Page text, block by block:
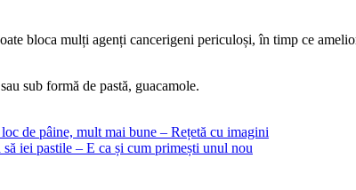
bloca mulți agenți cancerigeni periculoși, în timp ce
sub formă de pastă, guacamole.
de pâine, mult mai bune – Rețetă cu imagini
iei pastile – E ca și cum primești unul nou